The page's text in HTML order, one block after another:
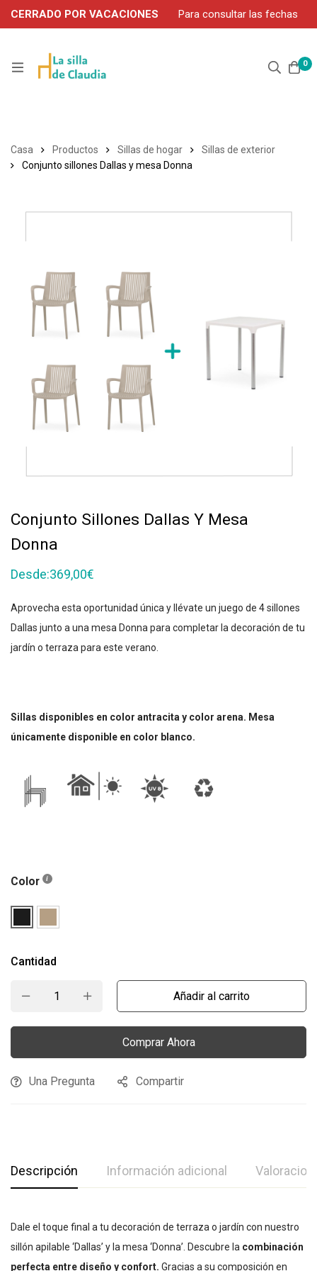
CERRADO POR VACACIONES
Para consultar las fechas
de servicio durante agosto, contacte por WhatsApp: 663 302
0
Casa Productos Sillas de hogar
Sillas de exterior
Conjunto sillones Dallas y mesa Donna
Conjunto Sillones Dallas Y Mesa
Donna
Desde:369,00€
Aprovecha esta oportunidad única y llévate un juego de 4 sillones
Dallas junto a una mesa Donna para completar la decoración de tu
jardín o terraza para este verano.
Sillas disponibles en color antracita y color arena. Mesa
únicamente disponible en color blanco.
Color
Cantidad
Añadir al carrito
Comprar Ahora
Una Pregunta Compartir
Descripción Información adicional
Dale el toque final a tu decoración de terraza o jardín con nuestro
sillón apilable ‘Dallas’ y la mesa ‘Donna’. Descubre la combinación
perfecta entre diseño y confort. Gracias a su composición en